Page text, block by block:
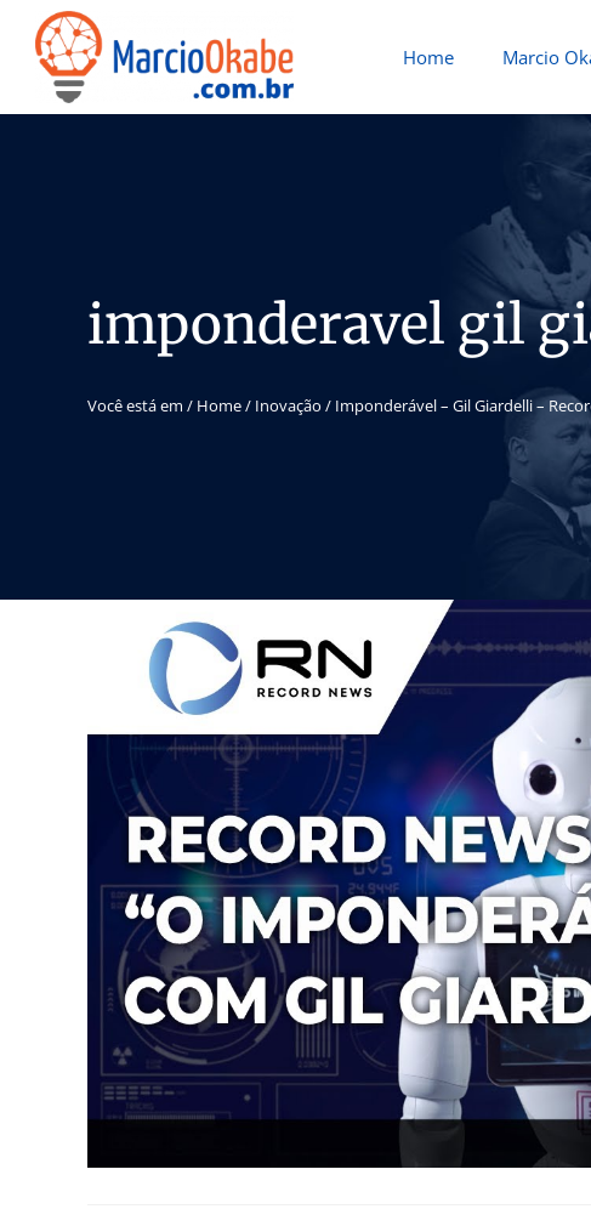
Home Marcio
imponderavel gil
Você está em / Home/ Inovação / Imponderável – Gil Giardelli –